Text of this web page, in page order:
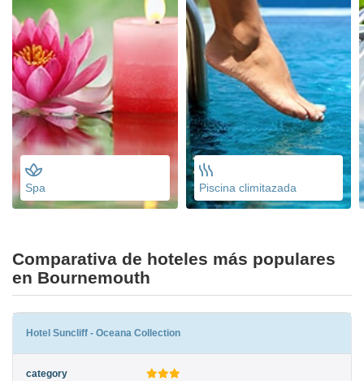
Spa Piscina climitazada
Comparativa de hoteles más populares
en Bournemouth
Hotel Suncliff - Oceana Collection